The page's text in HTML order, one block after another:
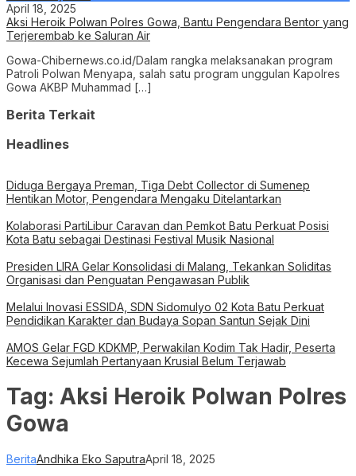
April 18, 2025
Aksi Heroik Polwan Polres Gowa, Bantu Pengendara Bentor yang
Terjerembab ke Saluran Air
Gowa-Chibernews.co.id/Dalam rangka melaksanakan program
Patroli Polwan Menyapa, salah satu program unggulan Kapolres
Gowa AKBP Muhammad […]
Berita Terkait
Headlines
Diduga Bergaya Preman, Tiga Debt Collector di Sumenep
Hentikan Motor, Pengendara Mengaku Ditelantarkan
Kolaborasi PartiLibur Caravan dan Pemkot Batu Perkuat Posisi
Kota Batu sebagai Destinasi Festival Musik Nasional
Presiden LIRA Gelar Konsolidasi di Malang, Tekankan Soliditas
Organisasi dan Penguatan Pengawasan Publik
Melalui Inovasi ESSIDA, SDN Sidomulyo 02 Kota Batu Perkuat
Pendidikan Karakter dan Budaya Sopan Santun Sejak Dini
AMOS Gelar FGD KDKMP, Perwakilan Kodim Tak Hadir, Peserta
Kecewa Sejumlah Pertanyaan Krusial Belum Terjawab
Tag: Aksi Heroik Polwan Polres
Gowa
BeritaAndhika Eko SaputraApril 18, 2025